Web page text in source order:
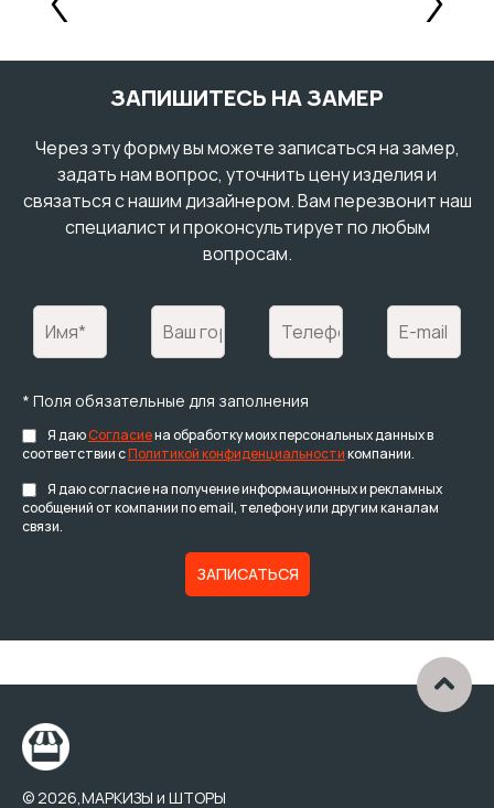
ЗАПИШИТЕСЬ НА ЗАМЕР
Через эту форму вы можете записаться на замер,
задать нам вопрос, уточнить цену изделия и
связаться с нашим дизайнером. Вам перезвонит наш
специалист и проконсультирует по любым
вопросам.
* Поля обязательные для заполнения
Я даюСогласиена обработку моих персональных данных в
соответствии сПолитикой конфиденциальностикомпании.
Я даю согласие на получение информационных и рекламных
сообщений от компании по email, телефону или другим каналам
связи.
© 2026,МАРКИЗЫ и ШТОРЫ